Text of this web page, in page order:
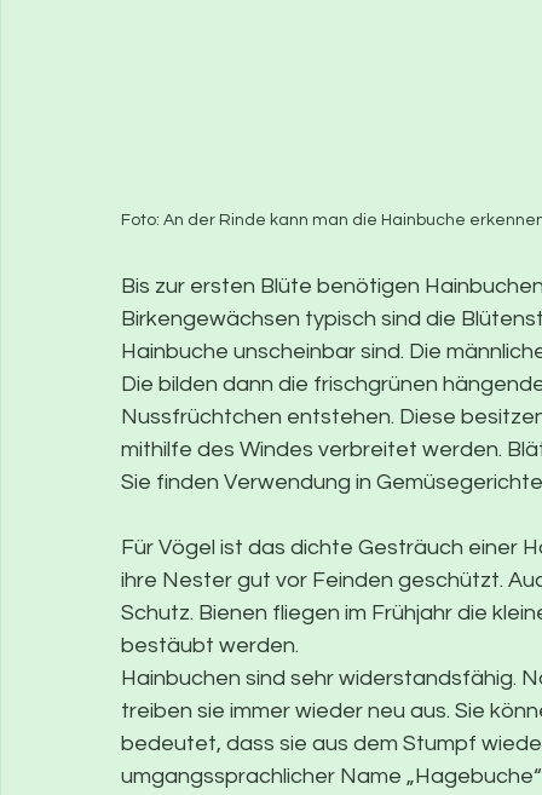
Foto: An der Rinde kann man die Hainbuche
Bis zur ersten Blüte benötigen
Birkengewächsen typisch sind die
Hainbuche unscheinbar sind. Die
Die bilden dann die frischgrünen
Nussfrüchtchen entstehen. Diese
mithilfe des Windes verbreitet werden.
Sie finden Verwendung in
Für Vögel ist das dichte Gesträuch einer
ihre Nester gut vor Feinden geschützt.
Schutz. Bienen fliegen im Frühjahr die
bestäubt werden.
Hainbuchen sind sehr widerstandsfähig.
treiben sie immer wieder neu aus. Sie
bedeutet, dass sie aus dem Stumpf
umgangssprachlicher Name